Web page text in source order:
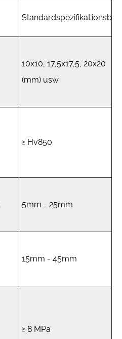
10x10, 17,5x17,5, 20x20
(mm) usw.
≥ Hv850
5mm - 25mm
15mm - 45mm
≥ 8 MPa